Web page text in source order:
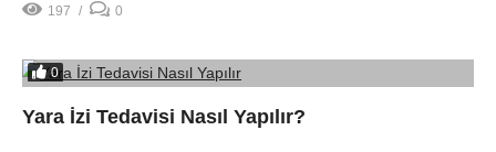
197
0
0
Yara İzi Tedavisi Nasıl Yapılır?